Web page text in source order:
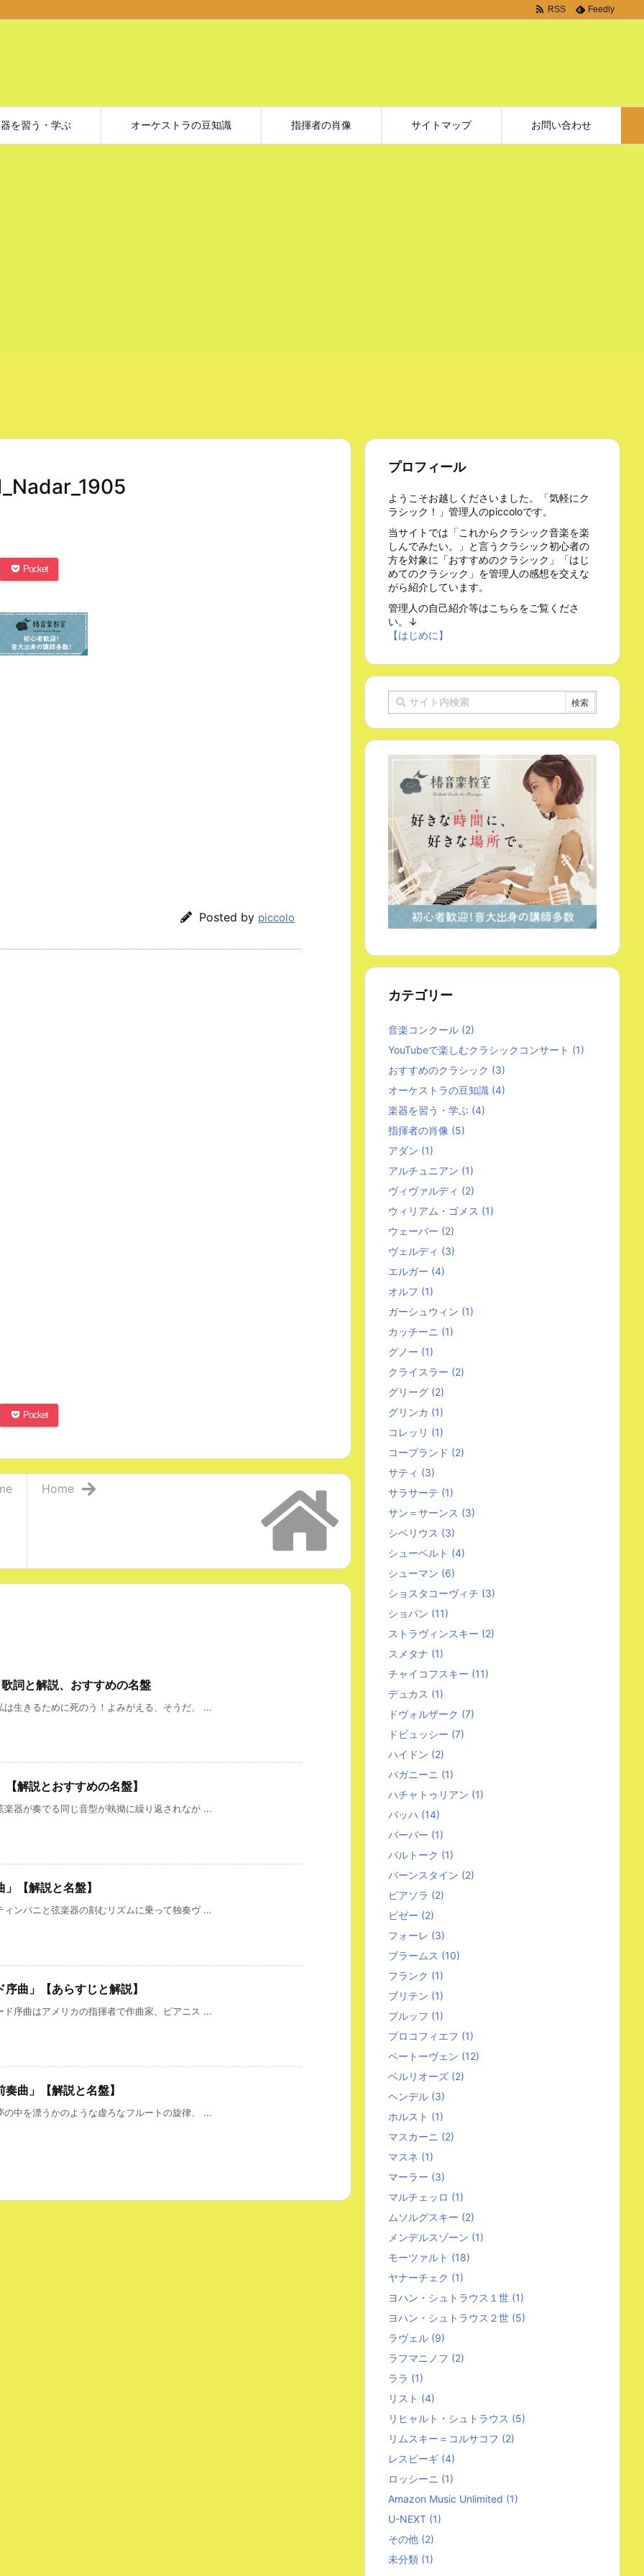
を習う・学ぶ オーケストラの豆知識 指揮者の肖像 サイトマップ お問い合わせ
RSS Feedly
Pocket
Posted by piccolo
Pocket
Home
詞と解説、おすすめの名盤
生きるために死のう！よみがえる、そうだ、 ...
解説とおすすめの名盤】
器が奏でる同じ音型が執拗に繰り返されなが ...
【解説と名盤】
ンパニと弦楽器の刻むリズムに乗って独奏ヴ ...
曲」【あらすじと解説】
ド序曲はアメリカの指揮者で作曲家、ピアニス ...
曲」【解説と名盤】
中を漂うかのような虚ろなフルートの旋律、 ...
プロフィール
ようこそお越しくださいました。「気軽にク
ラシック！」管理人のpiccoloです。
当サイトでは「これからクラシック音楽を楽
しんでみたい。」と言うクラシック初心者の
方を対象に「おすすめのクラシック」「はじ
めてのクラシック」を管理人の感想を交えな
がら紹介しています。
管理人の自己紹介等はこちらをご覧くださ
い。↓
【はじめに】
カテゴリー
音楽コンクール (2)
YouTubeで楽しむクラシックコンサート (1)
おすすめのクラシック (3)
オーケストラの豆知識 (4)
楽器を習う・学ぶ (4)
指揮者の肖像 (5)
アダン (1)
アルチュニアン (1)
ヴィヴァルディ (2)
ウィリアム・ゴメス (1)
ウェーバー (2)
ヴェルディ (3)
エルガー (4)
オルフ (1)
ガーシュウィン (1)
カッチーニ (1)
グノー (1)
クライスラー (2)
グリーグ (2)
グリンカ (1)
コレッリ (1)
コープランド (2)
サティ (3)
サラサーテ (1)
サン＝サーンス (3)
シベリウス (3)
シューベルト (4)
シューマン (6)
ショスタコーヴィチ (3)
ショパン (11)
ストラヴィンスキー (2)
スメタナ (1)
チャイコフスキー (11)
デュカス (1)
ドヴォルザーク (7)
ドビュッシー (7)
ハイドン (2)
パガニーニ (1)
ハチャトゥリアン (1)
バッハ (14)
バーバー (1)
バルトーク (1)
バーンスタイン (2)
ピアソラ (2)
ビゼー (2)
フォーレ (3)
ブラームス (10)
フランク (1)
ブリテン (1)
ブルッフ (1)
プロコフィエフ (1)
ベートーヴェン (12)
ベルリオーズ (2)
ヘンデル (3)
ホルスト (1)
マスカーニ (2)
マスネ (1)
マーラー (3)
マルチェッロ (1)
ムソルグスキー (2)
メンデルスゾーン (1)
モーツァルト (18)
ヤナーチェク (1)
ヨハン・シュトラウス１世 (1)
ヨハン・シュトラウス２世 (5)
ラヴェル (9)
ラフマニノフ (2)
ララ (1)
リスト (4)
リヒャルト・シュトラウス (5)
リムスキー＝コルサコフ (2)
レスピーギ (4)
ロッシーニ (1)
Amazon Music Unlimited (1)
U-NEXT (1)
その他 (2)
未分類 (1)